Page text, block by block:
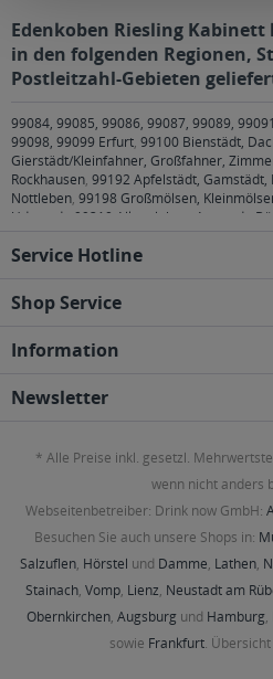
Edenkoben Riesling
in den folgenden Regionen,
Postleitzahl-Gebieten
99084, 99085, 99086, 99087, 99089,
99098, 99099 Erfurt, 99100 Bienstädt,
Gierstädt/Kleinfahner, Großfahner,
Rockhausen, 99192 Apfelstädt,
Nottleben, 99198 Großmölsen,
Udestedt
99310 Alkersleben, Arnstadt,
99334 Elleben, Elxleben, Ichtershausen,
Niederzimmern, Nohra, Ottstedt am
Frankendorf, Großschwabhausen,
Umpferstedt,99867 Gotha
99869
Remstädt, Schwabhaus
Kleinwelsbach, Mülverstedt,
Service Hotline
Shop Service
Information
Newsletter
* Alle Preise inkl. gesetzl.
wenn nicht anders
Webseitenbetreiber: Drink now GmbH:
Besuchen Sie auch unsere Shops in:
Salzuflen, Hörstel und Damme, Lathen,
Stainach, Vomp, Lienz, Neustadt am
Obernkirchen, Augsburg und Hamburg,
sowie Frankfurt.